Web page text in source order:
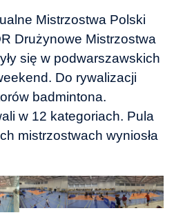
Mistrzostwa Polski
Drużynowe Mistrzostwa
się w podwarszawskich
Do rywalizacji
badmintona.
w 12 kategoriach. Pula
mistrzostwach wyniosła